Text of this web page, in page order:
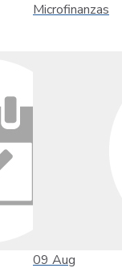
Microfinanzas
09 Aug